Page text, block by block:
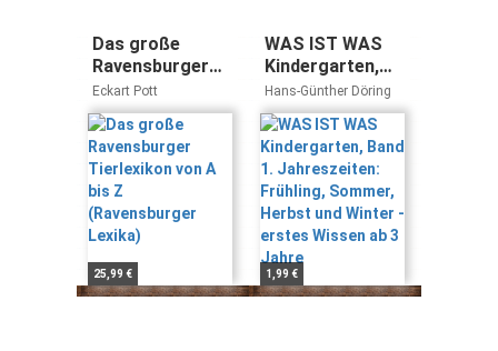
Das große
Ravensburger
Tierlexikon von
A bis Z
(Ravensburger
Lexika)
Eckart Pott
25,99 €
WAS IST WAS
Kindergarten,
Band 1.
Jahreszeiten:
Frühling,
Sommer, Herbst
und Winter -
erstes Wissen
ab 3 Jahre
Hans-Günther Döring
1,99 €